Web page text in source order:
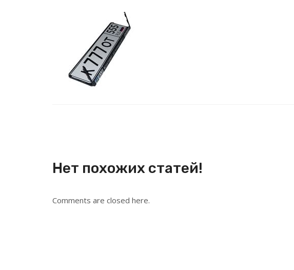
Нет похожих статей!
Comments are closed here.